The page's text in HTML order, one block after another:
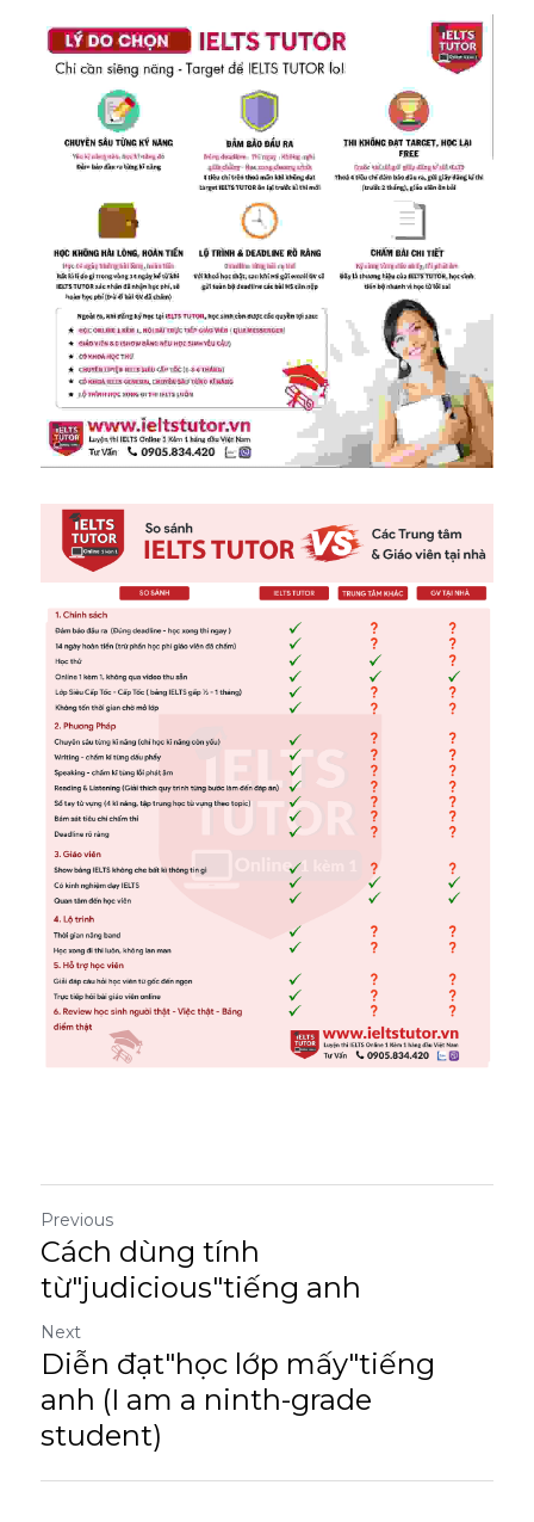
Previous
Cách dùng tính
từ"judicious"tiếng anh
Next
Diễn đạt"học lớp mấy"tiếng
anh (I am a ninth-grade
student)